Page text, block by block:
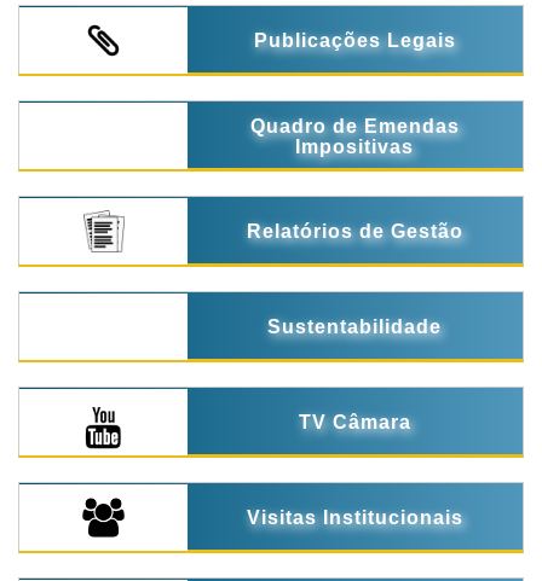
Publicações Legais
Quadro de Emendas
Impositivas
Relatórios de Gestão
Sustentabilidade
TV Câmara
Visitas Institucionais